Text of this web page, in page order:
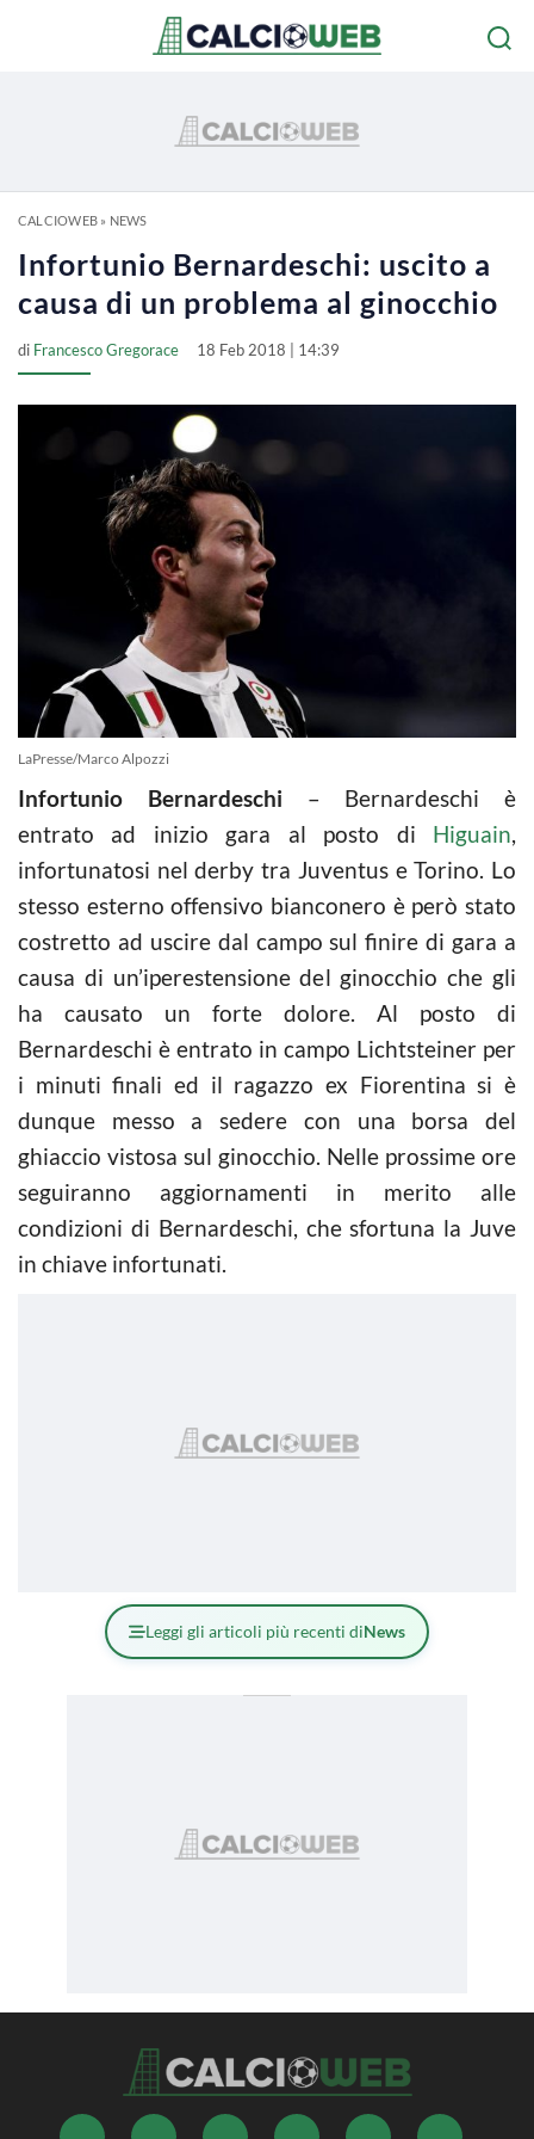
CALCIOWEB» NEWS
Infortunio Bernardeschi: uscito a
causa di un problema al ginocchio
di Francesco Gregorace 18 Feb 2018 | 14:39
LaPresse/Marco Alpozzi
Infortunio Bernardeschi – Bernardeschi è
entrato ad inizio gara al posto di Higuain,
infortunatosi nel derby tra Juventus e Torino. Lo
stesso esterno offensivo bianconero è però stato
costretto ad uscire dal campo sul finire di gara a
causa di un’iperestensione del ginocchio che gli
ha causato un forte dolore. Al posto di
Bernardeschi è entrato in campo Lichtsteiner per
i minuti finali ed il ragazzo ex Fiorentina si è
dunque messo a sedere con una borsa del
ghiaccio vistosa sul ginocchio. Nelle prossime ore
seguiranno aggiornamenti in merito alle
condizioni di Bernardeschi, che sfortuna la Juve
in chiave infortunati.
Leggi gli articoli più recenti diNews